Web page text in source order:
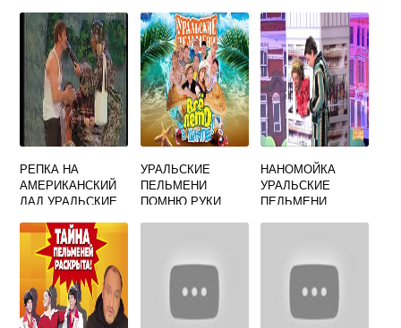
НА ВОКЗАЛЕ
РЕПКА НА
АМЕРИКАНСКИЙ
ЛАД УРАЛЬСКИЕ
УРАЛЬСКИЕ
ПЕЛЬМЕНИ
ПОМНЮ РУКИ
НАНОМОЙКА
УРАЛЬСКИЕ
ПЕЛЬМЕНИ